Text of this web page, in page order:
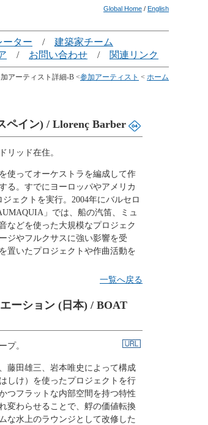
Global Home / English
ーター / 建築家チーム
/ お問い合わせ / 関連リンク
アーティスト詳細-B <参加アーティスト < ホーム
ペイン) / Llorenç Barber
リッド在住。
使ってオーケストラを編成して作
る。すでにヨーロッパやアメリカ
ェクトを実行。2004年にバルセロ
」では、船の汽笛、ミュ
などを使った大規模なプロジェク
ジやフルクサスに強い影響を受
置いたプロジェクトや作曲活動を
一覧へ戻る
ーション (日本) / BOAT
プ。
藤田雄三、岩本唯史によって構成
しけ）を使ったプロジェクトを行
つフラットな内部空間を持つ特性
変わらせることで、艀の価値転換
な水上のラウンジとして改修した